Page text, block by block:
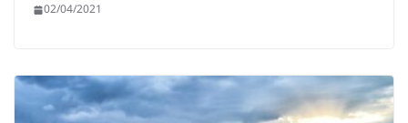
02/04/2021